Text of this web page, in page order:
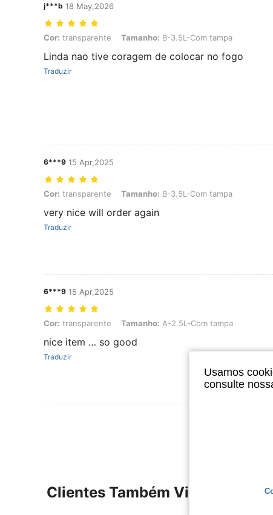
j***b 18 May,2026
Cor: transparente, Tamanho: B-3.5L-Com tampa
Cor: transparente Tamanho: B-3.5L-Com tampa
Linda nao tive coragem de colocar no fogo
Traduzir
6***9 15 Apr,2025
Cor: transparente, Tamanho: B-3.5L-Com tampa
Cor: transparente Tamanho: B-3.5L-Com tampa
very nice will order again
Traduzir
6***9 15 Apr,2025
Cor: transparente, Tamanho: A-2.5L-Com tampa
Cor: transparente Tamanho: A-2.5L-Com tampa
nice item … so good
Traduzir
Clientes Também Visitaram
Usamos
consulte